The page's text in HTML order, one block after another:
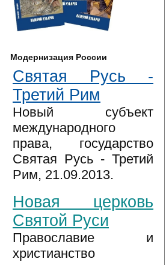
Модернизация России
Святая Русь -
Третий Рим
Новый субъект
международного
права, государство
Святая Русь - Третий
Рим, 21.09.2013.
Новая церковь
Святой Руси
Православие и
христианство